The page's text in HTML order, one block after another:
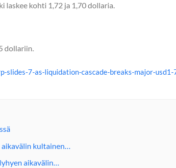
laskee kohti 1,72 ja 1,70 dollaria.
dollariin.
7-as-liquidation-cascade-breaks-major-usd1-
kultainen…
aikavälin…